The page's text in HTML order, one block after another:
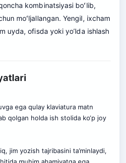
kombinatsiyasi boʻlib,
moʻljallangan. Yengil, ixcham
uyda, ofisda yoki yo’lda ishlash
ega qulay klaviatura matn
qolgan holda ish stolida ko‘p joy
jim yozish tajribasini ta’minlaydi,
muhim ahamiyatga ega.